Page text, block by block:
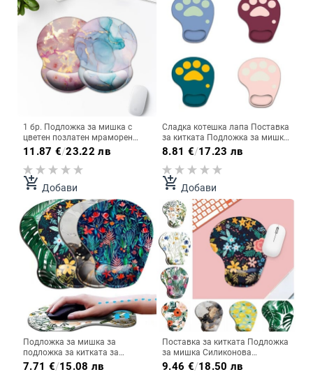
1 бр. Подложка за мишка с
цветен позлатен мраморен
дизайн Ергономична мека
противоплъзгаща опора за
китката Подложка за
компютърна мишка за офис
компютър
11.87 €/23.22 лв
add_shopping_cart Добави
Сладка котешка лапа Поставка
за китката Подложка за мишка
Ергономична силиконова
игрална подложка за мишка
Удобни Kawaii офис аксесоари
8.81 €/17.23 лв
add_shopping_cart Добави
Подложка за мишка за
подложка за китката за
домашен офис Неплъзгаща се
7.71 €/15.08 лв
Поставка за китката Подложка
за мишка Силиконова
ергономична опора за ръце
9.46 €/18.50 лв